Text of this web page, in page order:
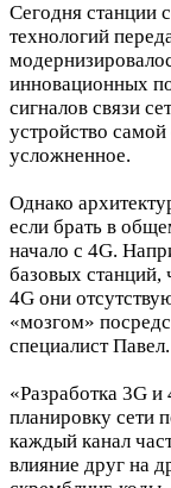
Сегодня станции
технологий
инновационных
сигналов связи
устройство
усложненное.
Однако
если брать в
начало с 4G.
базовых
4G они
«мозгом»
специалист Павел.
«Разработка 3G
планировку сети
каждый канал
влияние друг на